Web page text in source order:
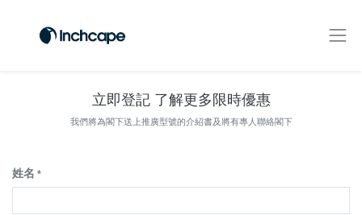
立即登記 了解更多限時優惠
我們將為閣下送上推廣型號的介紹書及將有專人聯絡閣下
姓名 *